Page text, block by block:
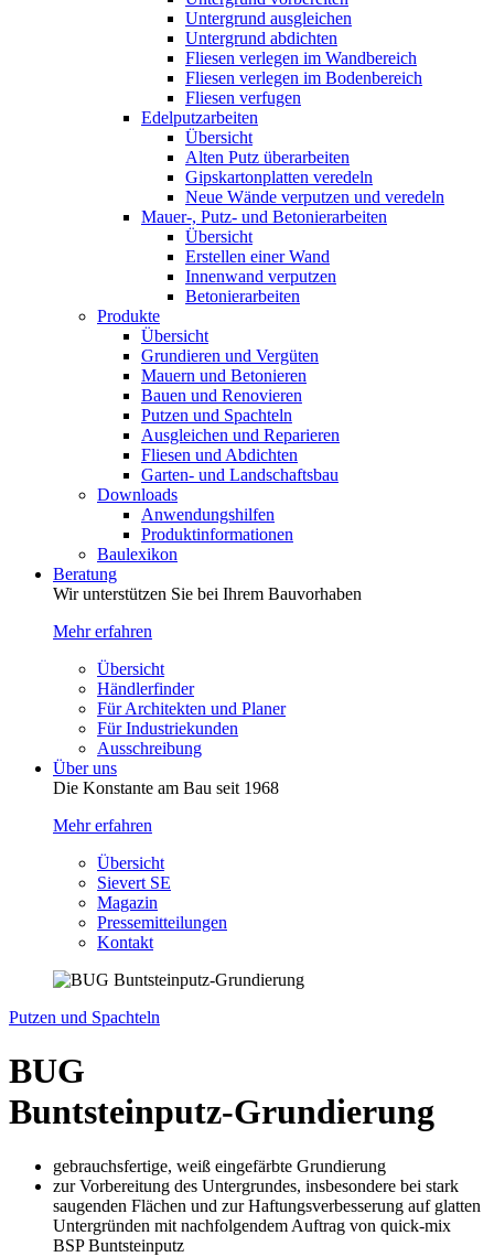
Untergrund ausgleichen
Untergrund abdichten
Fliesen verlegen im Wandbereich
Fliesen verlegen im Bodenbereich
Fliesen verfugen
Edelputzarbeiten
Übersicht
Alten Putz überarbeiten
Gipskartonplatten veredeln
Neue Wände verputzen und veredeln
Mauer-, Putz- und Betonierarbeiten
Übersicht
Erstellen einer Wand
Innenwand verputzen
Betonierarbeiten
Produkte
Übersicht
Grundieren und Vergüten
Mauern und Betonieren
Bauen und Renovieren
Putzen und Spachteln
Ausgleichen und Reparieren
Fliesen und Abdichten
Garten- und Landschaftsbau
Downloads
Anwendungshilfen
Produktinformationen
Baulexikon
Beratung
Wir unterstützen Sie bei Ihrem Bauvorhaben
Mehr erfahren
Übersicht
Händlerfinder
Für Architekten und Planer
Für Industriekunden
Ausschreibung
Über uns
Die Konstante am Bau seit 1968
Mehr erfahren
Übersicht
Sievert SE
Magazin
Pressemitteilungen
Kontakt
Putzen und Spachteln
BUG
Buntsteinputz-Grundierung
gebrauchsfertige, weiß eingefärbte Grundierung
zur Vorbereitung des Untergrundes, insbesondere bei stark
saugenden Flächen und zur Haftungsverbesserung auf glatten
Untergründen mit nachfolgendem Auftrag von quick-mix
BSP Buntsteinputz